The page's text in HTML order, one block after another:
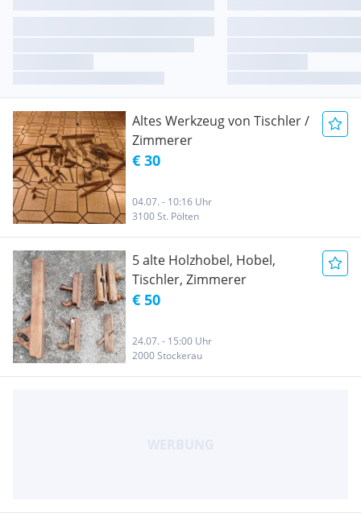
Altes Werkzeug von Tischler /
Zimmerer
€ 30
04.07. - 10:16 Uhr
3100 St. Pölten
5 alte Holzhobel, Hobel,
Tischler, Zimmerer
€ 50
24.07. - 15:00 Uhr
2000 Stockerau